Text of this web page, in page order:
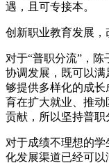
遇，且可专接本。
创新职业教育发展，
对于“普职分流”，
协调发展，既可以
够提供多样化的成
育在扩大就业、推
贡献，所以坚持普职
对于成绩不理想的
化发展渠道已经可